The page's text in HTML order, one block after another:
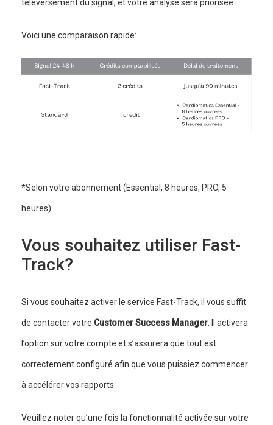
téléversement du signal, et votre analyse sera priorisée.
Voici une comparaison rapide:
*Selon votre abonnement (Essential, 8 heures, PRO, 5
heures)
Vous souhaitez utiliser Fast-
Track?
Si vous souhaitez activer le service Fast-Track, il vous suffit
de contacter votre Customer Success Manager . Il activera
l’option sur votre compte et s’assurera que tout est
correctement configuré afin que vous puissiez commencer
à accélérer vos rapports.
Veuillez noter qu’une fois la fonctionnalité activée sur votre